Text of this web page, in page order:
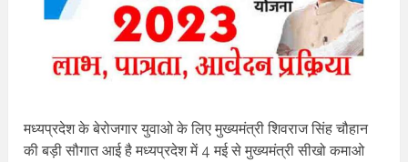
मध्यप्रदेश के बेरोजगार युवाओ के लिए मुख्यमंत्री शिवराज सिंह चौहान
की बड़ी सौगात आई है मध्यप्रदेश में 4 मई से मुख्यमंत्री सीखो कमाओ